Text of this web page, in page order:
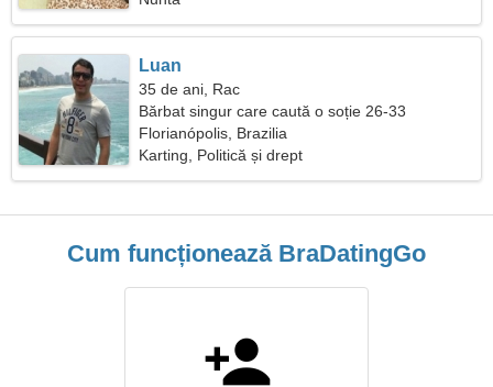
Luan
35 de ani, Rac
Bărbat singur care caută o soție 26-33
Florianópolis, Brazilia
Karting, Politică și drept
Cum funcționează BraDatingGo